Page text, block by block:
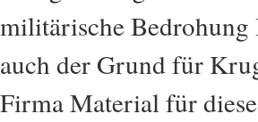
militärische Bedrohung
auch der Grund für
Firma Material für